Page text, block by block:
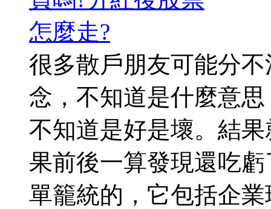
很多散戶朋友可能分
念，不知道是什麼意
不知道是好是壞。結
果前後一算發現還吃
單籠統的，它包括企